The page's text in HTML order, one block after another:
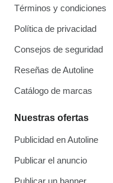
Términos y condiciones
Política de privacidad
Consejos de seguridad
Reseñas de Autoline
Catálogo de marcas
Nuestras ofertas
Publicidad en Autoline
Publicar el anuncio
Publicar un banner